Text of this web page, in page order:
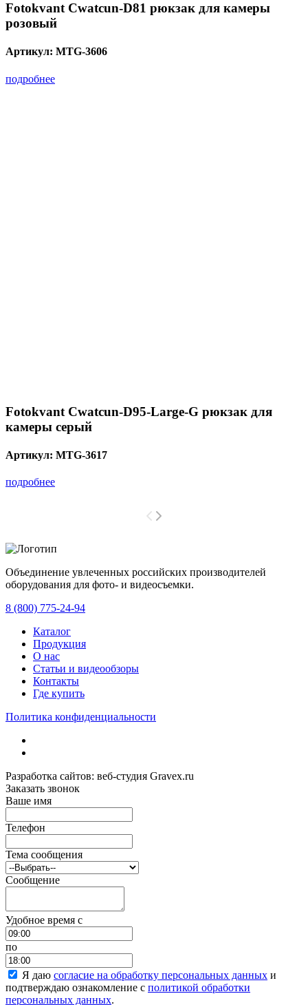
Fotokvant Cwatcun-D81 рюкзак для камеры
розовый
Артикул: MTG-3606
подробнее
Fotokvant Cwatcun-D95-Large-G рюкзак для
камеры серый
Артикул: MTG-3617
подробнее
Объединение увлеченных российских производителей
оборудования для фото- и видеосъемки.
8 (800) 775-24-94
Каталог
Продукция
О нас
Статьи и видеообзоры
Контакты
Где купить
Политика конфиденциальности
Разработка сайтов: веб-студия Gravex.ru
Заказать звонок
Ваше имя
Телефон
Тема сообщения
Сообщение
Удобное время c
по
Я даю согласие на обработку персональных данных и
подтверждаю ознакомление с политикой обработки
персональных данных.